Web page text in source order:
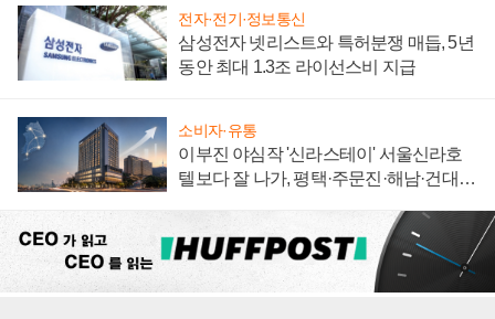
전자·전기·정보통신
삼성전자 넷리스트와 특허분쟁 매듭, 5년
동안 최대 1.3조 라이선스비 지급
소비자·유통
이부진 야심작 '신라스테이' 서울신라호
텔보다 잘 나가, 평택·주문진·해남·건대로